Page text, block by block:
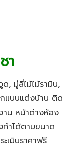
า
, มู่ลี่ไม้ไม้รามิน,
แบบแต่งบ้าน ติด
น หน้าต่างห้อง
ำได้ตามขนาด
เมินราคาฟรี